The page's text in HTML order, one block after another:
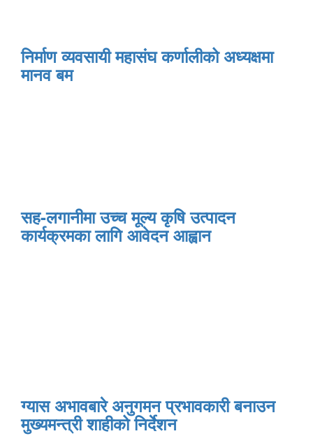
निर्माण व्यवसायी महासंघ कर्णालीको अध्यक्षमा
मानव बम
सह-लगानीमा उच्च मूल्य कृषि उत्पादन
कार्यक्रमका लागि आवेदन आह्वान
ग्यास अभावबारे अनुगमन प्रभावकारी बनाउन
मुख्यमन्त्री शाहीको निर्देशन